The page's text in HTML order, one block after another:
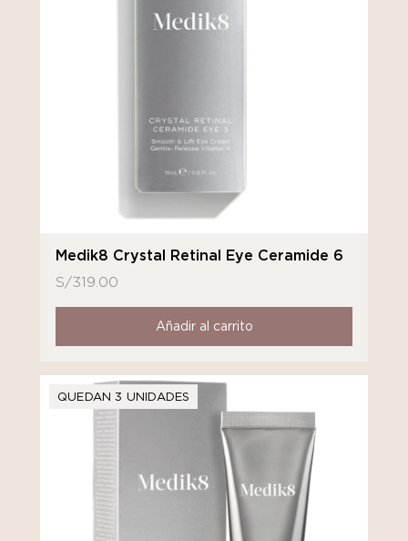
Medik8 Crystal Retinal Eye Ceramide 6
S/319.00
Añadir al carrito
QUEDAN 3 UNIDADES